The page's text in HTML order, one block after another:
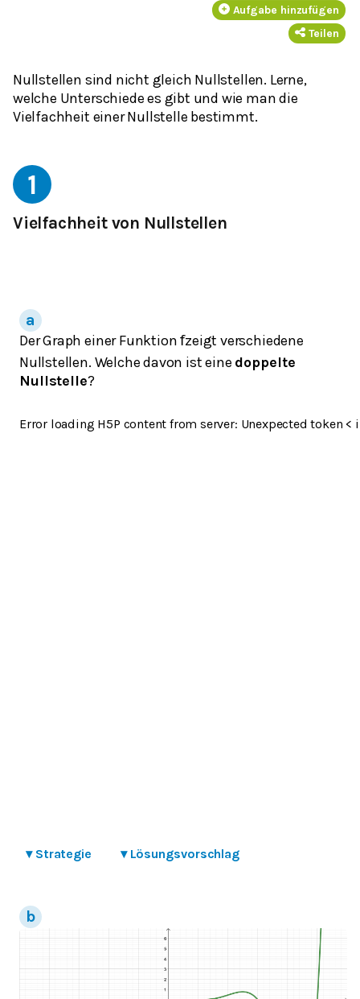
Aufgabe hinzufügen
Teilen
Nullstellen sind nicht gleich Nullstellen. Lerne,
welche Unterschiede es gibt und wie man die
Vielfachheit einer Nullstelle bestimmt.
1
Vielfachheit von Nullstellen
Der Graph einer Funktionfzeigt verschiedene
Nullstellen. Welche davon ist eine doppelte
Nullstelle?
Error loading H5P content from server: Unexpected token <
▾ Strategie ▾ Lösungsvorschlag